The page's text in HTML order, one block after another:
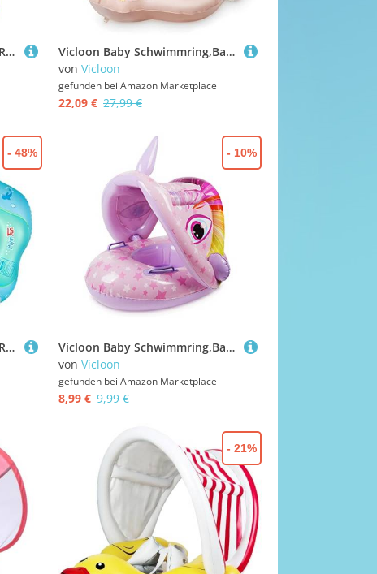
Myir Schwimmring Baby mit Rückenlehne, Aufblasbare Baby Schwimmsitz Schwimmhilfe Swimtrainer Schwimmtrainer Kinder Kleinkind Schwimmreifen Float
Vicloon Baby Schwimmring,Baby Float mit abnehmbarem Sonnendach,Niedliches rosa Pferdemuster Baby Schwimmhilfe,Baby Schwimmring für Baby ab 6-30 Monate-L
von Vicloon
gefunden bei Amazon Marketplace
22,09 € 27,99 €
Myir Schwimmring Baby mit Rückenlehne, Aufblasbare Baby Schwimmsitz Schwimmhilfe Swimtrainer Schwimmtrainer Kinder Kleinkind Schwimmreifen Float
- 48%
Vicloon Baby Schwimmring,Baby Pool Schwimmring,Baby Float Aufblasbare schwimmreifen,Niedliches Rosa Einhorn Baby Schwimmhilfe für Kinder von 1-6 Jahre alt
von Vicloon
gefunden bei Amazon Marketplace
8,99 € 9,99 €
- 10%
- 21%